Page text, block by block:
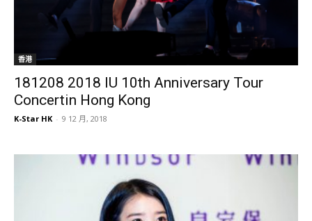
香港
181208 2018 IU 10th Anniversary Tour
Concertin Hong Kong
K-Star HK - 9 12 月, 2018